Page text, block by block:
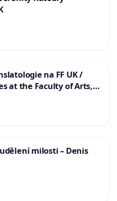
na FF UK /
at the Faculty of Arts,
milosti – Denis